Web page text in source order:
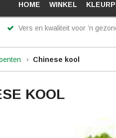
HOME WINKEL
Vers en kwaliteit voor ’n
Chinese kool
KOOL